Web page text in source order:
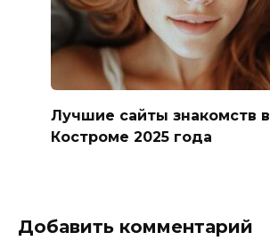
Лучшие сайты знакомств в
Костроме 2025 года
Добавить комментарий